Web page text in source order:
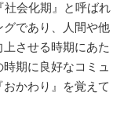
社会化期』と呼ばれ
であり、人間や他
させる時期にあた
期に良好なコミュ
かわり』を覚えて